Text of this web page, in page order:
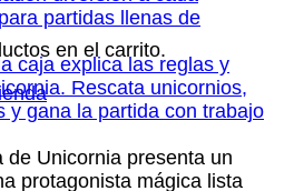
en el carrito.